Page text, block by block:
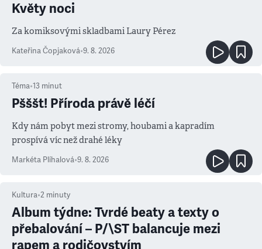
Květy noci
Za komiksovými skladbami Laury Pérez
Kateřina Čopjaková•9. 8. 2026
Téma•13 minut
Pšššt! Příroda právě léčí
Kdy nám pobyt mezi stromy, houbami a kapradím
prospívá víc než drahé léky
Markéta Plíhalová•9. 8. 2026
Kultura•2 minuty
Album týdne: Tvrdé beaty a texty o
přebalování – P/\ST balancuje mezi
rapem a rodičovstvím